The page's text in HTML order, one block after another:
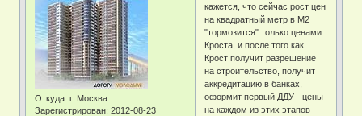
Откуда: г. Москва
Зарегистрирован: 2012-08-23
кажется, что сейчас рост цен
на квадратный метр в М2
"тормозится" только ценами
Кроста, и после того как
Крост получит разрешение
на строительство, получит
аккредитацию в банках,
оформит первый ДДУ - цены
на каждом из этих этапов